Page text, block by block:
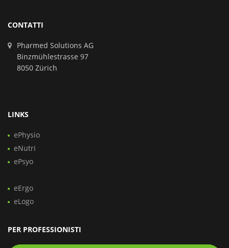
CONTATTI
Pharmed Solutions AG
Binzmühlestrasse 97
8050 Zürich
LINKS
ePhysio
eNutri
ePsyo
eErgo
eLogo
PER PROFESSIONISTI